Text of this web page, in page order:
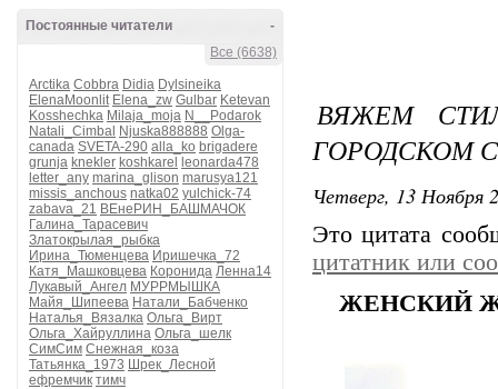
-
Постоянные читатели
Все (6638)
Arctika Cobbra Didia Dylsineika
ElenaMoonlit Elena_zw Gulbar Ketevan
Kosshechka Milaja_moja N__Podarok
Natali_Cimbal Njuska888888 Olga-
canada SVETA-290 alla_ko brigadere
grunja knekler koshkarel
leonarda478
letter_any marina_glison marusya121
missis_anchous natka02 yulchick-74
zabava_21 ВЕнеРИН_БАШМАЧОК
Галина_Тарасевич
Златокрылая_рыбка
Ирина_Тюменцева Иришечка_72
Катя_Машковцева Коронида Ленна14
Лукавый_Ангел МУРРМЫШКА
Майя_Шипеева Натали_Бабченко
Наталья_Вязалка Ольга_Вирт
Ольга_Хайруллина Ольга_шелк
СимСим Снежная_коза
Татьянка_1973 Шрек_Лесной
ефремчик тимч
ВЯЖЕМ
ГОРОДСКОМ
Четверг, 13 Ноября
Это цитата
цитатник или
ЖЕНСКИЙ